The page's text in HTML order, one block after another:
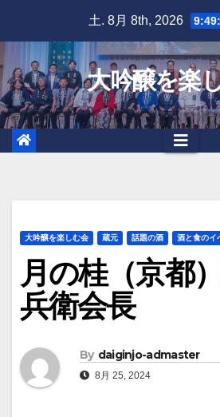
content
土. 8月 8th, 2026
大吟醸を楽
大吟醸を楽しむ会 蔵元 話題の酒 酒と食のイ
月の桂（京都
兵衛会長
By daiginjo-admaster
8月 25, 2024